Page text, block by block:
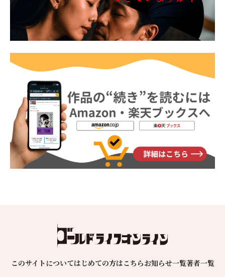
このサイトについてはじめての方はこちらお知らせ一覧著者一覧